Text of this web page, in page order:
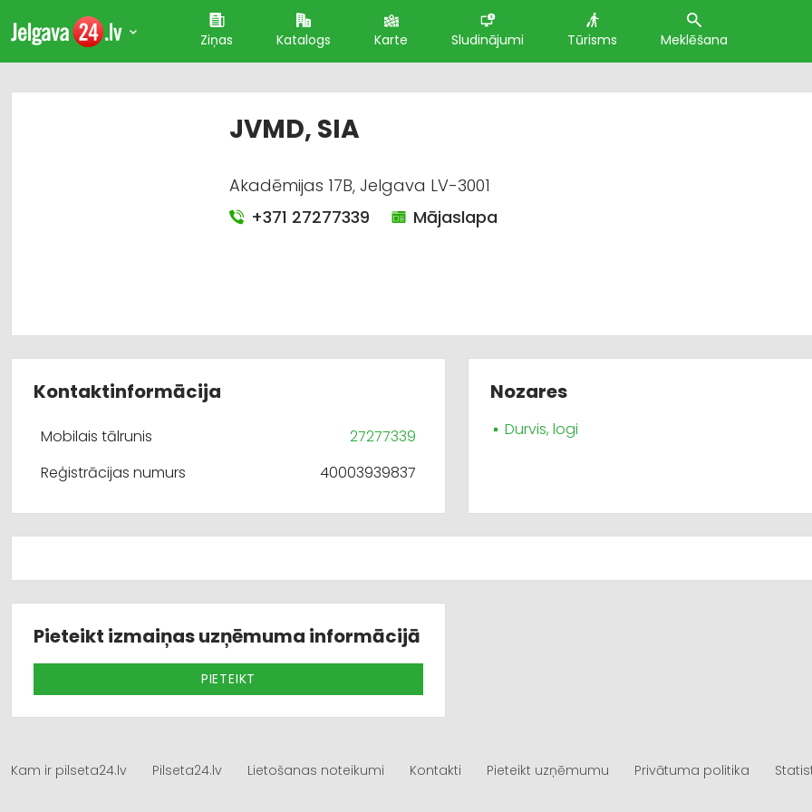
Ziņas Katalogs Karte Sludinājumi Tūrisms Meklēšana
JVMD, SIA
Akadēmijas 17B, Jelgava LV-3001
+371 27277339
Mājaslapa
Kontaktinformācija
Mobilais tālrunis
27277339
Reģistrācijas numurs
40003939837
Nozares
Durvis, logi
Pieteikt izmaiņas uzņēmuma informācijā
PIETEIKT
Kam ir pilseta24.lv Pilseta24.lv Lietošanas noteikumi Kontakti Pieteikt uzņēmumu Privātuma politika